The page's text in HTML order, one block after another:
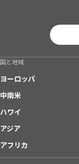
国と地域
ヨーロッパ
中南米
ハワイ
アジア
アフリカ